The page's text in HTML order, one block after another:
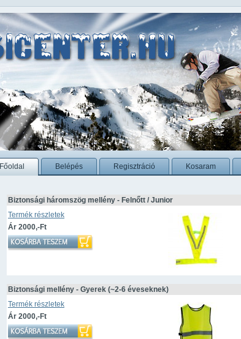
Főoldal Belépés Regisztráció Kosaram
Biztonsági háromszög mellény - Felnőtt / Junior
Termék részletek
Ár 2000,-Ft
Biztonsági mellény - Gyerek (~2-6 éveseknek)
Termék részletek
Ár 2000,-Ft